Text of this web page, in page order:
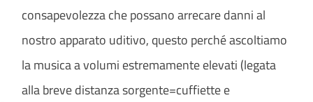
consapevolezza che possano arrecare danni al
nostro apparato uditivo, questo perché ascoltiamo
la musica a volumi estremamente elevati (legata
alla breve distanza sorgente=cuffiette e